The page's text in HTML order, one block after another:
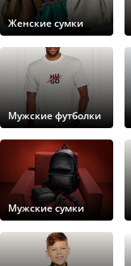
Женские сумки
Мужские футболки
Мужские сумки